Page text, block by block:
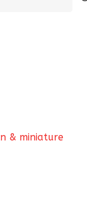
& miniature